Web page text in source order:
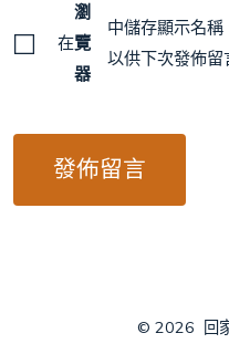
在
瀏
覽
器
中儲存顯示名稱
以供下次發佈留
© 2026 回